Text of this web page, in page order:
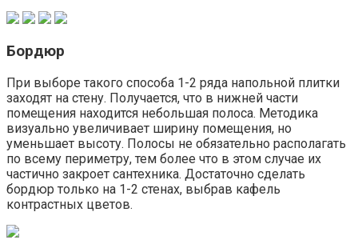
Бордюр
При выборе такого способа 1-2 ряда напольной плитки
заходят на стену. Получается, что в нижней части
помещения находится небольшая полоса. Методика
визуально увеличивает ширину помещения, но
уменьшает высоту. Полосы не обязательно располагать
по всему периметру, тем более что в этом случае их
частично закроет сантехника. Достаточно сделать
бордюр только на 1-2 стенах, выбрав кафель
контрастных цветов.